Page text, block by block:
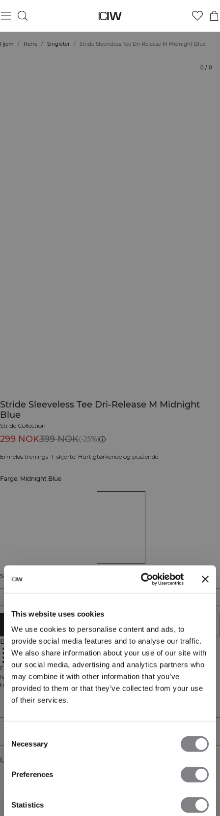
This website uses cookies
We use cookies to personalise content and ads, to
provide social media features and to analyse our traffic.
We also share information about your use of our site with
our social media, advertising and analytics partners who
may combine it with other information that you’ve
provided to them or that they’ve collected from your use
of their services.
Selection
Necessary
Preferences
Statistics
Hjem / Herre / Singleter / Stride Sleeveless Tee Dri-Release M Midnight Blue
0 / 0
Stride Sleeveless Tee Dri-Release M Midnight
Blue
Stride Collection
299 NOK399 NOK(-25%)
Ermeløs trenings-T-skjorte. Hurtigtørkende og pustende.
Farge: Midnight Blue
Størrelse
LEGG I HANDLEKURVEN
Beskrivelse
Hurtigtørkende mesh
Økt luftstrøm
Fireveis stretch
Ermeløs design
Ermeløs treningst-skjorte i lett Dri‑Release-mesh med en myk, bomullsaktig
følelse. Designet for å holde deg komfortabel gjennom hver repetisjon,
transporterer stoffet fukt og tørker raskt, mens den pustende
drop‑needle‑konstruksjonen forbedrer luftgjennomstrømningen. Den
ermeløse fasongen og den behagelige stretchen gir uhindret bevegelse, og
ditt. Avsluttes med en diskret ICIW-varmetransferlogo. Polyester 81 %, bomull
Tekniske egenskaper
Lignende produkter